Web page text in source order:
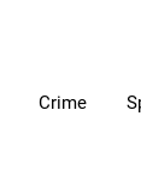
Crime